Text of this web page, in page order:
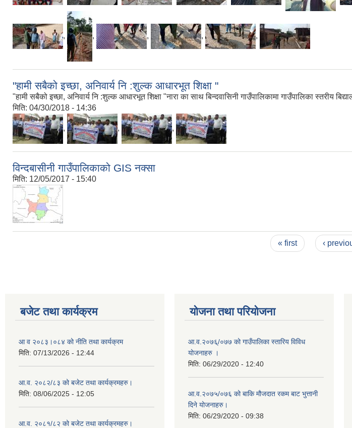
, , , , ,
"हामी सबैको इच्छा, अनिवार्य नि :शुल्क आधारभूत शिक्षा "
"हामी सबैको इच्छा, अनिवार्य नि :शुल्क आधारभूत शिक्षा "नारा का साथ बिन्दवासिनी गाउँपालिकामा गाउँपालिका स्तरीय
मिति: 04/30/2018 - 14:36
, , ,
विन्दबासीनी गाउँपालिकाको GIS नक्सा
मिति: 12/05/2017 - 15:40
« first ‹
बजेट तथा कार्यक्रम
आ व २०८३।०८४ को नीति तथा कार्यक्रम
मिति: 07/13/2026 - 12:44
आ.व. २०८२/८३ को बजेट तथा कार्यक्रमहरु।
मिति: 08/06/2025 - 12:05
आ.व. २०८१/८२ को बजेट तथा कार्यक्रमहरु।
योजना तथा परियोजना
आ.व.२०७६्/०७७ को गाउँपालिका स्तारिय विविध
योजनाहरु ।
मिति: 06/29/2020 - 12:40
आ.व.२०७५/०७६ को बाकि मौजदात रकम बाट भुत्तानी
दिने योजनाहरु।
मिति: 06/29/2020 - 09:38